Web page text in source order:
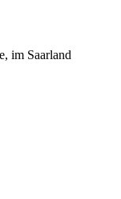
im Saarland